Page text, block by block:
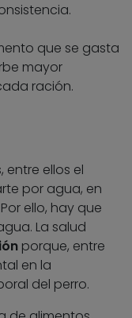
que se gasta
mayor
ración.
entre ellos el
por agua, en
ello, hay que
La salud
porque, entre
en la
del perro.